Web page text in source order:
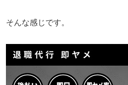
そんな感じです。